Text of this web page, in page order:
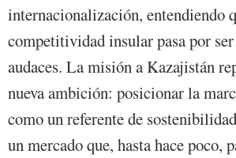
internacionalización, entendiendo
competitividad insular pasa por
audaces. La misión a Kazajistán
nueva ambición: posicionar la
como un referente de
un mercado que, hasta hace poco,